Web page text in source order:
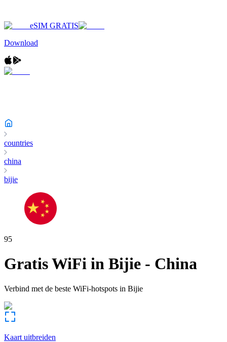
eSIM GRATIS
Download
countries
china
bijie
95
Gratis WiFi in Bijie - China
Verbind met de beste WiFi-hotspots in Bijie
Kaart uitbreiden